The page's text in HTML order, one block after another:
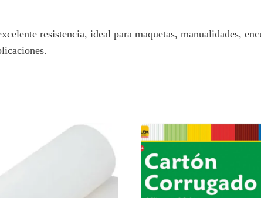
resistencia, ideal para maquetas, manualidades,